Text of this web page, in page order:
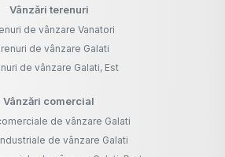
Vânzări terenuri
de vânzare Vanatori
de vânzare Galati
de vânzare Galati, Est
Vânzări comercial
de vânzare Galati
de vânzare Galati